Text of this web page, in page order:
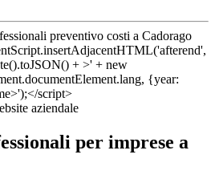
aziendale
per imprese a